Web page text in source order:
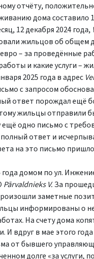
отчёту,
дома составило
12 декабря 2024 года,
жильцов об общем
– за проведённые
и какие услуги –
2025 года в адрес
с запросом
ответ порождал ещё
жильцы отправили
одно письмо с
ответ и
на это письмо
года домом по ул.
Pārvaldnieks V.За
заметные
информированы о
На счету дома
И вдруг в мае этого
от бывшего
долге «за услуги,